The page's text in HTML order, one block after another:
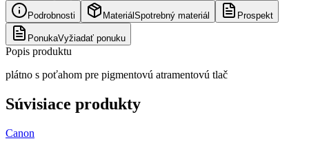
Podrobnosti Materiál Spotrebný materiál Prospekt
PonukaVyžiadať ponuku
Popis produktu
plátno s poťahom pre pigmentovú atramentovú tlač
Súvisiace produkty
Canon